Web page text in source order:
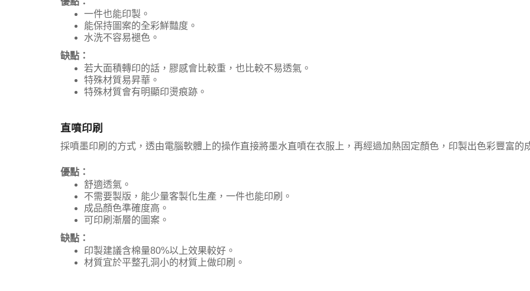
一件也能印製。
能保持圖案的全彩鮮豔度。
水洗不容易褪色。
缺點：
若大面積轉印的話，膠感會比較重，也比較不易透氣。
特殊材質易昇華。
特殊材質會有明顯印燙痕跡。
直噴印刷
採噴墨印刷的方式，透由電腦軟體上的操作直接將墨水直噴在衣服上，再經過加熱固定顏色，印製出色彩豐富的
優點：
舒適透氣。
不需要製版，能少量客製化生產，一件也能印刷。
成品顏色準確度高。
可印刷漸層的圖案。
缺點：
印製建議含棉量80%以上效果較好。
材質宜於平整孔洞小的材質上做印刷。